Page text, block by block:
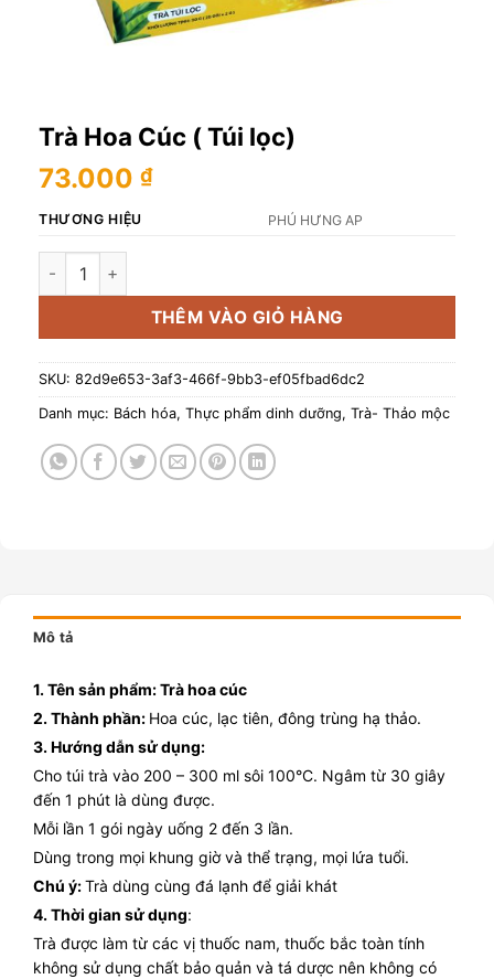
Trà Hoa Cúc ( Túi lọc)
73.000 ₫
THƯƠNG HIỆU PHÚ HƯNG AP
Trà Hoa Cúc ( Túi lọc) số lượng
THÊM VÀO GIỎ HÀNG
SKU: 82d9e653-3af3-466f-9bb3-ef05fbad6dc2
Danh mục: Bách hóa, Thực phẩm dinh dưỡng, Trà- Thảo mộc
Mô tả
1. Tên sản phẩm: Trà hoa cúc
2. Thành phần: Hoa cúc, lạc tiên, đông trùng hạ thảo.
3. Hướng dẫn sử dụng:
Cho túi trà vào 200 – 300 ml sôi 100°C. Ngâm từ 30 giây
đến 1 phút là dùng được.
Mỗi lần 1 gói ngày uống 2 đến 3 lần.
Dùng trong mọi khung giờ và thể trạng, mọi lứa tuổi.
Chú ý:Trà dùng cùng đá lạnh để giải khát
4. Thời gian sử dụng:
Trà được làm từ các vị thuốc nam, thuốc bắc toàn tính
không sử dụng chất bảo quản và tá dược nên không có